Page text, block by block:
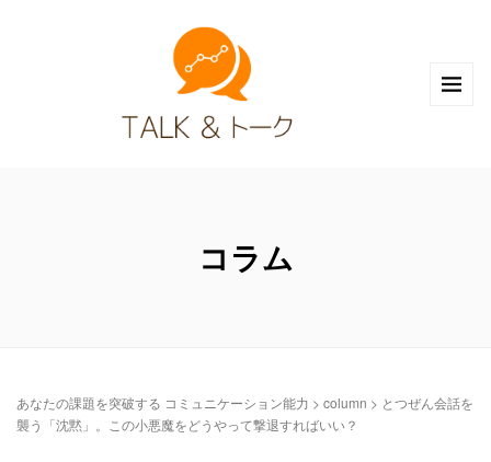
コラム
あなたの課題を突破する コミュニケーション能力 > column > とつぜん会話を
襲う「沈黙」。この小悪魔をどうやって撃退すればいい？